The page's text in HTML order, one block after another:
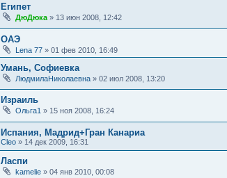
Египет
ДюДюка » 13 июн 2008, 12:42
ОАЭ
Lena 77 » 01 фев 2010, 16:49
Умань, Софиевка
ЛюдмилаНиколаевна » 02 июл 2008, 13:20
Израиль
Ольга1 » 15 ноя 2008, 16:24
Испания, Мадрид+Гран Канариа
Cleo » 14 дек 2009, 16:31
Ласпи
kamelie » 04 янв 2010, 00:08